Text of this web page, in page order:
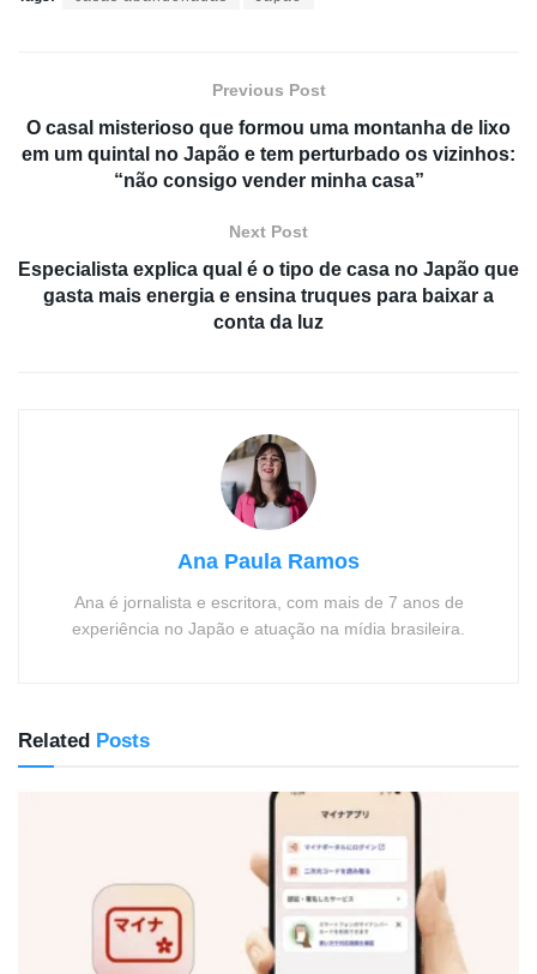
Previous Post
O casal misterioso que formou uma montanha de lixo
em um quintal no Japão e tem perturbado os vizinhos:
“não consigo vender minha casa”
Next Post
Especialista explica qual é o tipo de casa no Japão que
gasta mais energia e ensina truques para baixar a
conta da luz
Ana Paula Ramos
Ana é jornalista e escritora, com mais de 7 anos de
experiência no Japão e atuação na mídia brasileira.
Related Posts